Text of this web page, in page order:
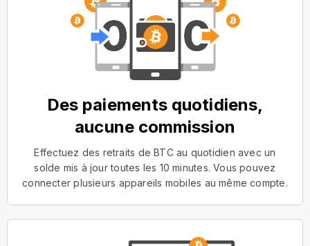
Des paiements quotidiens,
aucune commission
Effectuez des retraits de BTC au quotidien avec un
solde mis à jour toutes les 10 minutes. Vous pouvez
connecter plusieurs appareils mobiles au même compte.